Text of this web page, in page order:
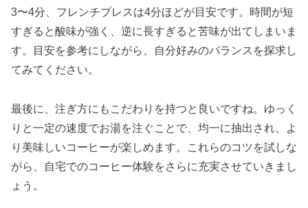
3〜4分、フレンチプレスは4分ほどが目安です。時間が短
すぎると酸味が強く、逆に長すぎると苦味が出てしまいま
す。目安を参考にしながら、自分好みのバランスを探求し
てみてください。
最後に、注ぎ方にもこだわりを持つと良いですね。ゆっく
りと一定の速度でお湯を注ぐことで、均一に抽出され、よ
り美味しいコーヒーが楽しめます。これらのコツを試しな
がら、自宅でのコーヒー体験をさらに充実させていきまし
ょう。